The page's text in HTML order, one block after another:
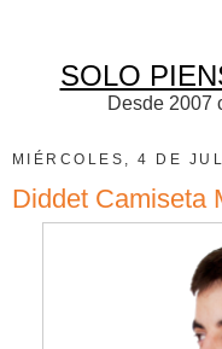
SOLO
Desde 2007
MIÉRCOLES, 4 DE
Diddet Camiseta